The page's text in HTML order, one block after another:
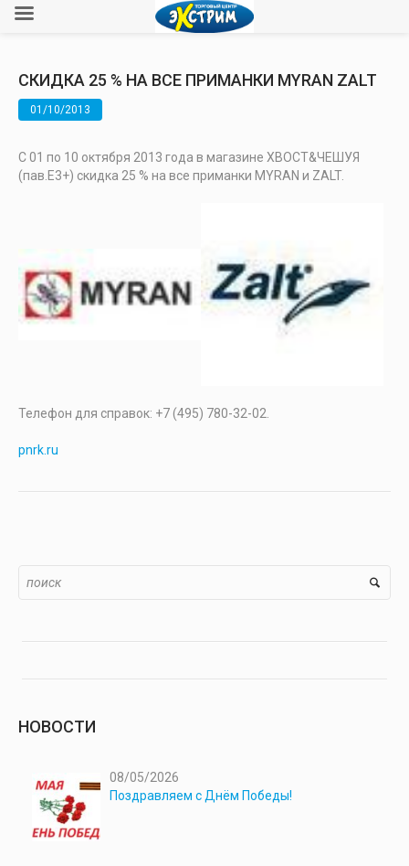
СКИДКА 25 % НА ВСЕ ПРИМАНКИ MYRAN ZALT
01/10/2013
С 01 по 10 октября 2013 года в магазине ХВОСТ&ЧЕШУЯ
(пав.Е3+) скидка 25 % на все приманки MYRAN и ZALT.
Телефон для справок: +7 (495) 780-32-02.
pnrk.ru
НОВОСТИ
08/05/2026
Поздравляем с Днём Победы!